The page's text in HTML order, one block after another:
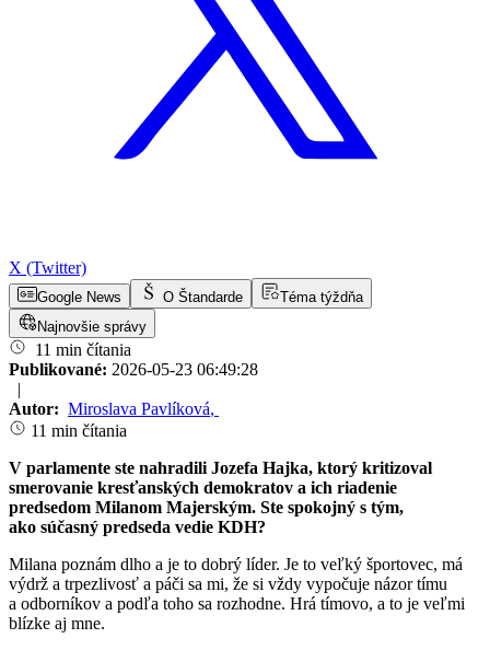
X (Twitter)
Google News O Štandarde
Téma týždňa
Najnovšie správy
11 min čítania
Publikované: 2026-05-23 06:49:28
|
Autor: Miroslava Pavlíková,
11 min čítania
V parlamente ste nahradili Jozefa Hajka, ktorý kritizoval
smerovanie kresťanských demokratov a ich riadenie
predsedom Milanom Majerským. Ste spokojný s tým,
ako súčasný predseda vedie KDH?
Milana poznám dlho a je to dobrý líder. Je to veľký športovec, má
výdrž a trpezlivosť a páči sa mi, že si vždy vypočuje názor tímu
a odborníkov a podľa toho sa rozhodne. Hrá tímovo, a to je veľmi
blízke aj mne.